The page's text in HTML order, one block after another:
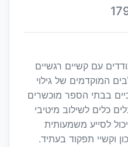
עם קשיים רגשיים
המוקדמים של גילוי
בבתי הספר מוכשרים
כלים לשילוב מיטיבי
לסייע משמעותית
וקשיי תפקוד בעתיד.